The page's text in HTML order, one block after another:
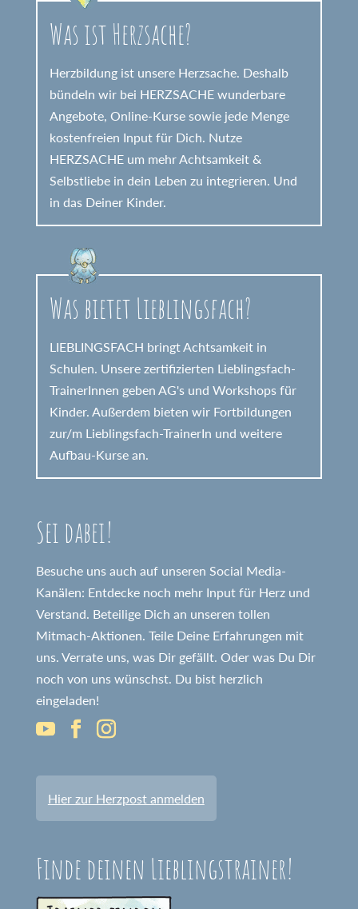
Was ist Herzsache?
Herzbildung ist unsere Herzsache. Deshalb
bündeln wir bei HERZSACHE wunderbare
Angebote, Online-Kurse sowie jede Menge
kostenfreien Input für Dich. Nutze
HERZSACHE um mehr Achtsamkeit &
Selbstliebe in dein Leben zu integrieren. Und
in das Deiner Kinder.
Was bietet Lieblingsfach?
LIEBLINGSFACH bringt Achtsamkeit in
Schulen. Unsere zertifizierten Lieblingsfach-
TrainerInnen geben AG's und Workshops für
Kinder. Außerdem bieten wir Fortbildungen
zur/m Lieblingsfach-TrainerIn und weitere
Aufbau-Kurse an.
Sei dabei!
Besuche uns auch auf unseren Social Media-
Kanälen: Entdecke noch mehr Input für Herz und
Verstand. Beteilige Dich an unseren tollen
Mitmach-Aktionen. Teile Deine Erfahrungen mit
uns. Verrate uns, was Dir gefällt. Oder was Du Dir
noch von uns wünschst. Du bist herzlich
eingeladen!
Hier zur Herzpost anmelden
Finde deinen Lieblingstrainer!